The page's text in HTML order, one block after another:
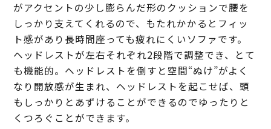
がアクセントの少し膨らんだ形のクッションで腰を
しっかり支えてくれるので、もたれかかるとフィッ
ト感があり長時間座っても疲れにくいソファです。
ヘッドレストが左右それぞれ2段階で調整でき、とて
も機能的。ヘッドレストを倒すと空間“ぬけ”がよく
なり開放感が生まれ、ヘッドレストを起こせば、頭
もしっかりとあずけることができるのでゆったりと
くつろぐことができます。